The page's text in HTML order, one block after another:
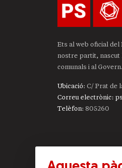
Ets al web oficial
nostre partit, nascut
comunals i al Govern.
Ubicació: C/ Prat de
Correu electrònic:
Telèfon: 805260